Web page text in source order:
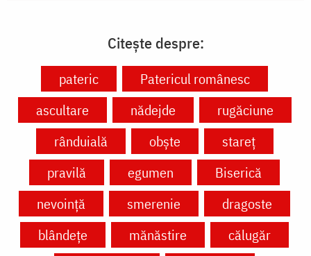
Citește despre:
pateric
Patericul românesc
ascultare
nădejde
rugăciune
rânduială
obște
stareț
pravilă
egumen
Biserică
nevoință
smerenie
dragoste
blândețe
mănăstire
călugăr